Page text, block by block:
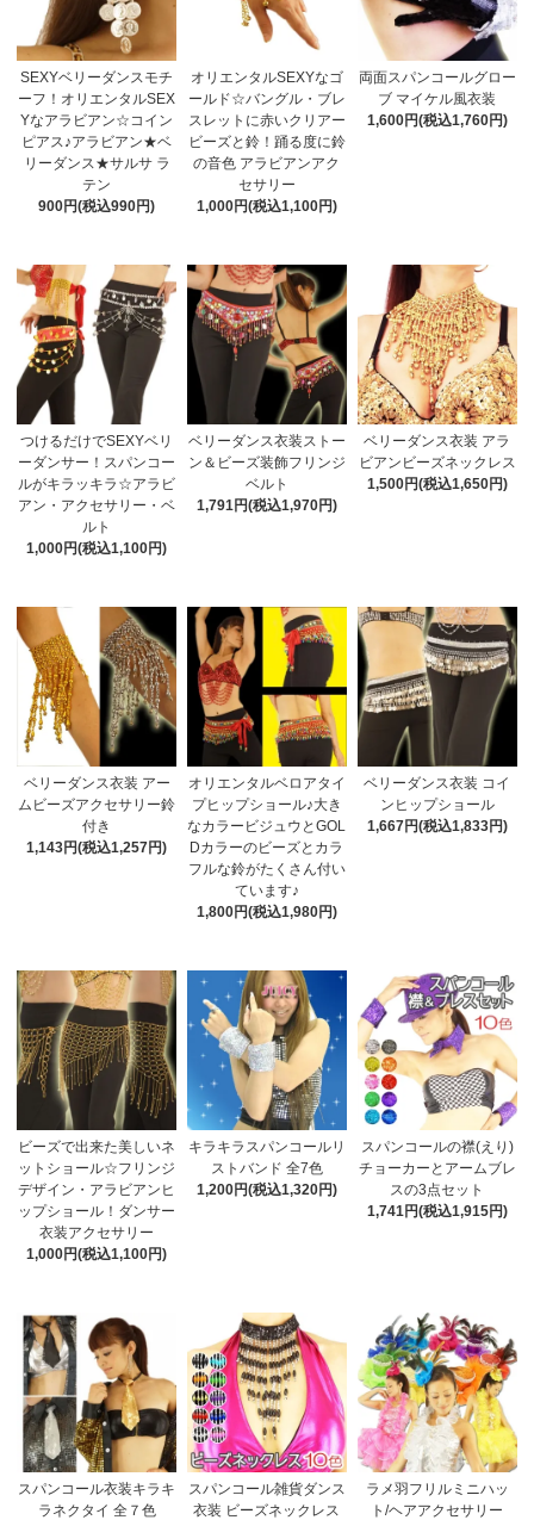
SEXYベリーダンスモチ
ーフ！オリエンタルSEX
Yなアラビアン☆コイン
ピアス♪アラビアン★ベ
リーダンス★サルサ ラ
テン
900円(税込990円)
オリエンタルSEXYなゴ
ールド☆バングル・ブレ
スレットに赤いクリアー
ビーズと鈴！踊る度に鈴
の音色 アラビアンアク
セサリー
1,000円(税込1,100円)
両面スパンコールグロー
ブ マイケル風衣装
1,600円(税込1,760円)
つけるだけでSEXYベリ
ーダンサー！スパンコー
ルがキラッキラ☆アラビ
アン・アクセサリー・ベ
ルト
1,000円(税込1,100円)
ベリーダンス衣装ストー
ン＆ビーズ装飾フリンジ
ベルト
1,791円(税込1,970円)
ベリーダンス衣装 アラ
ビアンビーズネックレス
1,500円(税込1,650円)
ベリーダンス衣装 アー
ムビーズアクセサリー鈴
付き
1,143円(税込1,257円)
オリエンタルベロアタイ
プヒップショール♪大き
なカラービジュウとGOL
Dカラーのビーズとカラ
フルな鈴がたくさん付い
ています♪
1,800円(税込1,980円)
ベリーダンス衣装 コイ
ンヒップショール
1,667円(税込1,833円)
ビーズで出来た美しいネ
ットショール☆フリンジ
デザイン・アラビアンヒ
ップショール！ダンサー
衣装アクセサリー
1,000円(税込1,100円)
キラキラスパンコールリ
ストバンド 全7色
1,200円(税込1,320円)
スパンコールの襟(えり)
チョーカーとアームブレ
スの3点セット
1,741円(税込1,915円)
スパンコール衣装キラキ
ラネクタイ 全７色
スパンコール雑貨ダンス
衣装 ビーズネックレス
ラメ羽フリルミニハッ
ト/ヘアアクセサリー